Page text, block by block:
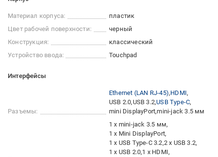
Материал корпуса:
пластик
Цвет рабочей поверхности:
черный
Конструкция:
классический
Устройство ввода:
Touchpad
Интерфейсы
Разъемы:
Ethernet (LAN RJ-45) HDMI
USB 2.0 USB 3.2 USB Type-C
mini DisplayPort mini-jack 3.5 мм
1 x mini-jack 3.5 мм
1 х Mini DisplayPort
1 x USB Type-C 3.2 2 x USB 3.2
1 x USB 2.0 1 x HDMI